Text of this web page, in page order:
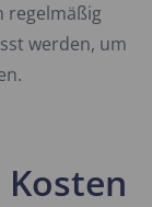
regelmäßig
werden, um